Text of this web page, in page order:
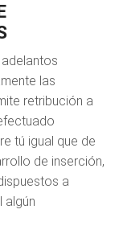
las
retribución a
tú igual que de
de inserción,
a
algún